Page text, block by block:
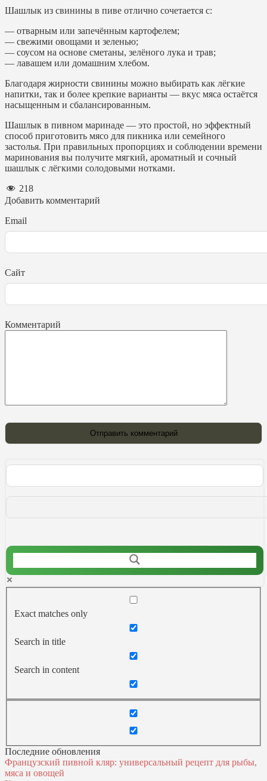
Шашлык из свинины в пиве отлично сочетается с:
— отварным или запечённым картофелем;
— свежими овощами и зеленью;
— соусом на основе сметаны, зелёного лука и трав;
— лавашем или домашним хлебом.
Благодаря жирности свинины можно выбирать как лёгкие
напитки, так и более крепкие варианты — вкус мяса остаётся
насыщенным и сбалансированным.
Шашлык в пивном маринаде — это простой, но эффектный
способ приготовить мясо для пикника или семейного
застолья. При правильных пропорциях и соблюдении времени
маринования вы получите мягкий, ароматный и сочный
шашлык с лёгкими солодовыми нотками.
218
Добавить комментарий
Email
Сайт
Комментарий
Exact matches only
Search in title
Search in content
Последние обновления
Французский пивной кляр: универсальный рецепт для рыбы,
мяса и овощей